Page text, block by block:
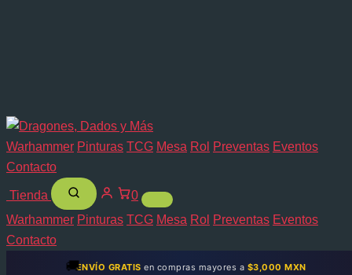
Warhammer Pinturas TCG Mesa Rol Preventas Eventos
Contacto
Tienda
0
Warhammer Pinturas TCG Mesa Rol Preventas Eventos
Contacto
🚚ENVÍO GRATIS en compras mayores a $3,000 MXN